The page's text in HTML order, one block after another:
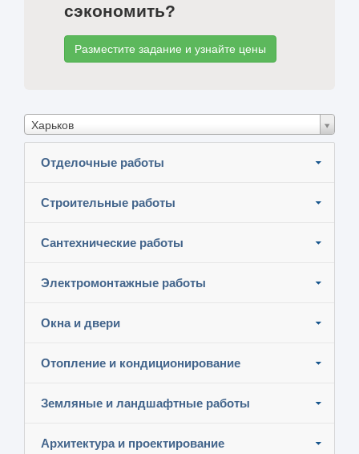
сэкономить?
Разместите задание и узнайте цены
Харьков
Отделочные работы
Строительные работы
Сантехнические работы
Электромонтажные работы
Окна и двери
Отопление и кондиционирование
Земляные и ландшафтные работы
Архитектура и проектирование